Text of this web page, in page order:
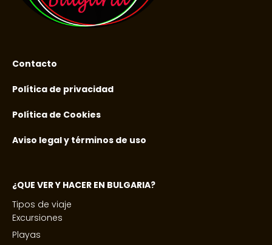
Contacto
Política de privacidad
Política de Cookies
Aviso legal y términos de uso
¿QUE VER Y HACER EN BULGARIA?
Tipos de viaje
Excursiones
Playas